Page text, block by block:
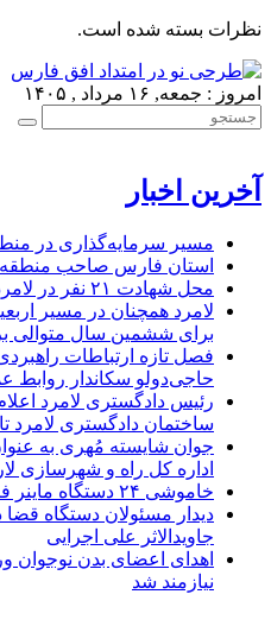
نظرات بسته شده است.
امروز : جمعه, ۱۶ مرداد , ۱۴۰۵
آخرین اخبار
مسیر سرمایه‌گذاری در
استان فارس صاحب منطقه
محل شهادت ۲۱ نفر در لامرد در مسیر ثبت ملی قرار گرفت
لامرد همچنان در مسیر
برای ششمین سال متوالی
فصل تازه ارتباطات
حاجی‌دولو سکاندار روابط
رئیس دادگستری لامرد
ساختمان دادگستری لامرد
جوان شایسته مُهری به
اداره کل راه و شهرسازی
خاموشی ۲۴ دستگاه ماینر فاقد مجوز در لامرد
دیدار مسئولان دستگاه قضا
جاویدالاثر علی اجرایی
اهدای اعضای بدن نوجوان
نیازمند شد